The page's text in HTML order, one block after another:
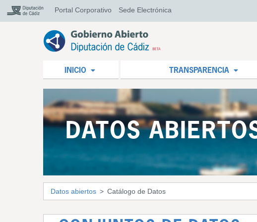
Portal Corporativo Sede Electrónica
INICIO TRANSPARENCIA
DATOS
Datos abiertos Catálogo de Datos